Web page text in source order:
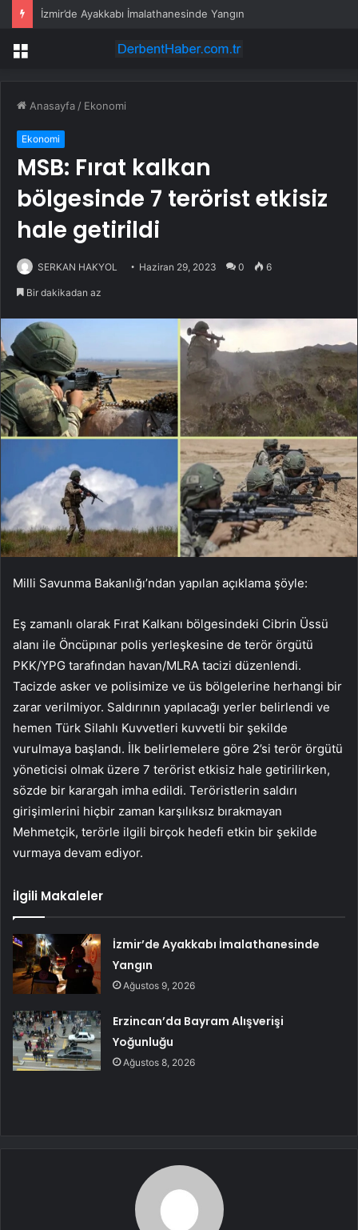
Menü
Anasayfa / Ekonomi
Ekonomi
MSB: Fırat kalkan
bölgesinde 7 terörist etkisiz
hale getirildi
SERKAN HAKYOL Haziran 29, 2023 0 6
Bir dakikadan az
Milli Savunma Bakanlığı’ndan yapılan açıklama şöyle:
Eş zamanlı olarak Fırat Kalkanı bölgesindeki Cibrin Üssü
alanı ile Öncüpınar polis yerleşkesine de terör örgütü
PKK/YPG tarafından havan/MLRA tacizi düzenlendi.
Tacizde asker ve polisimize ve üs bölgelerine herhangi bir
zarar verilmiyor. Saldırının yapılacağı yerler belirlendi ve
hemen Türk Silahlı Kuvvetleri kuvvetli bir şekilde
vurulmaya başlandı. İlk belirlemelere göre 2’si terör örgütü
yöneticisi olmak üzere 7 terörist etkisiz hale getirilirken,
sözde bir karargah imha edildi. Teröristlerin saldırı
girişimlerini hiçbir zaman karşılıksız bırakmayan
Mehmetçik, terörle ilgili birçok hedefi etkin bir şekilde
vurmaya devam ediyor.
İlgili Makaleler
İzmir’de Ayakkabı İmalathanesinde
Yangın
Ağustos 9, 2026
Erzincan’da Bayram Alışverişi
Yoğunluğu
Ağustos 8, 2026